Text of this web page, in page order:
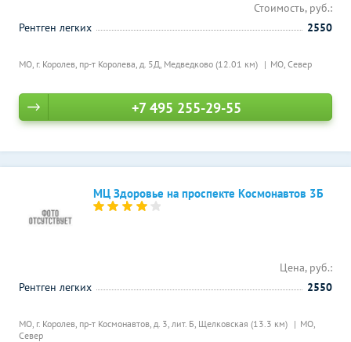
МО, г. Королев, пр-т Королева, д. 5Д, Медведково (12.01 км) МО, Север
Стоимость, руб.:
Рентген легких
2550
+7 495 255-29-55
МЦ Здоровье на проспекте Космонавтов 3Б
МО, г. Королев, пр-т Космонавтов, д. 3, лит. Б, Щелковская (13.3 км)
МО,
Север
Цена, руб.:
Рентген легких
2550